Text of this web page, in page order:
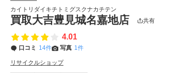
カイトリダイキチトミグスクナカチテン
買取大吉豊見城名嘉地店 共有
4.01
口コミ 14件 写真 1件
リサイクルショップ